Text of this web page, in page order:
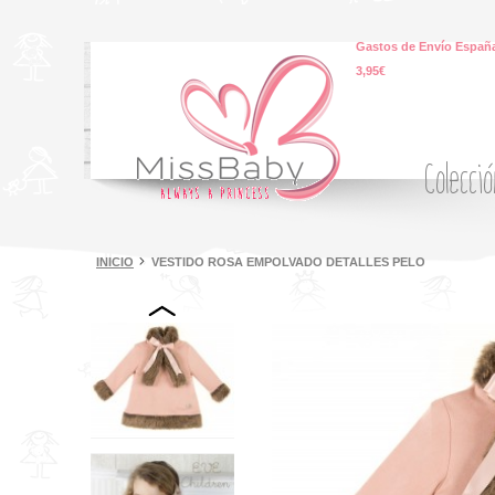
Gastos de Envío
3,95€
INICIO VESTIDO ROSA EMPOLVADO DETALLES PELO